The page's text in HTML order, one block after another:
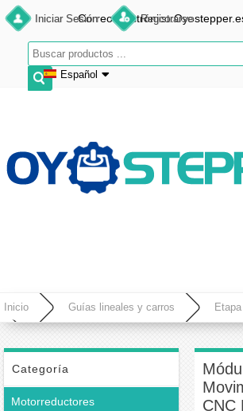
Iniciar Sesión Registrarse
Español
Français
Español
Correo
Inicio Guías lineales y carros
Paso a Paso NEMA23 57 mm
Categoría
Motorreductores
CNC